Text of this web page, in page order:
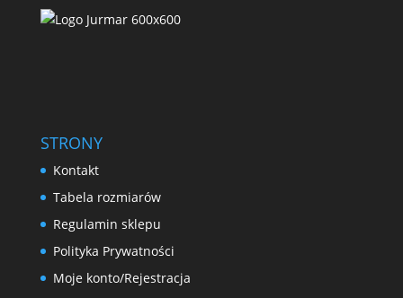
STRONY
Kontakt
Tabela rozmiarów
Regulamin sklepu
Polityka Prywatności
Moje konto/Rejestracja